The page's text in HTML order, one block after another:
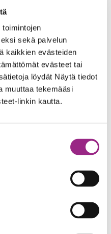
sekä palvelun
kaikkien evästeiden
evästeet tai
löydät Näytä tiedot
muuttaa tekemääsi
linkin kautta.